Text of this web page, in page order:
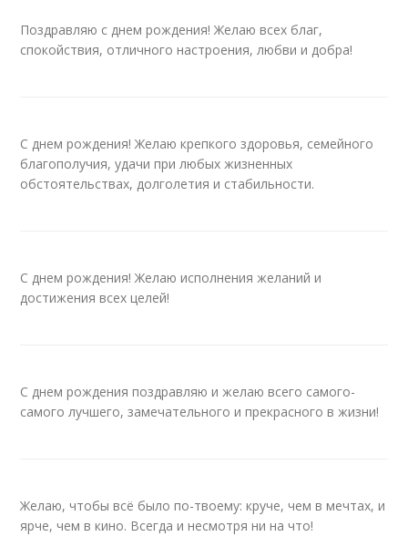
Поздравляю с днем рождения! Желаю всех благ,
спокойствия, отличного настроения, любви и добра!
С днем рождения! Желаю крепкого здоровья, семейного
благополучия, удачи при любых жизненных
обстоятельствах, долголетия и стабильности.
С днем рождения! Желаю исполнения желаний и
достижения всех целей!
С днем рождения поздравляю и желаю всего самого-
самого лучшего, замечательного и прекрасного в жизни!
Желаю, чтобы всё было по-твоему: круче, чем в мечтах, и
ярче, чем в кино. Всегда и несмотря ни на что!